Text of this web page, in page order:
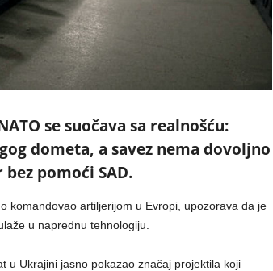
se suočava sa realnošću:
dometa, a savez nema dovoljno
pomoći SAD.
komandovao artiljerijom u Evropi, upozorava da je
u naprednu tehnologiju.
u Ukrajini jasno pokazao značaj projektila koji